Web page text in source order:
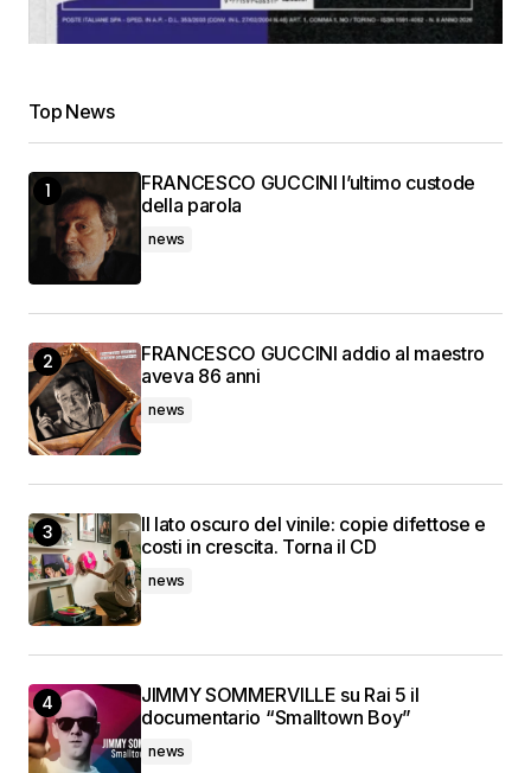
Top News
FRANCESCO GUCCINI l’ultimo custode
della parola
news
FRANCESCO GUCCINI addio al maestro
aveva 86 anni
news
Il lato oscuro del vinile: copie difettose e
costi in crescita. Torna il CD
news
JIMMY SOMMERVILLE su Rai 5 il
documentario “Smalltown Boy”
news